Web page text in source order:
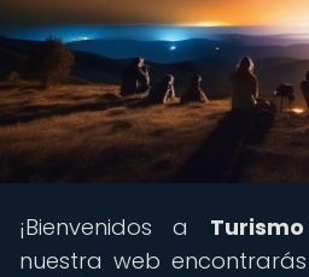
¡Bienvenidos a
nuestra web